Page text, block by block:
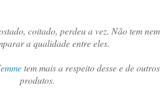
coitado, perdeu a vez. Não tem nem
a qualidade entre eles.
tem mais a respeito desse e de outros
produtos.